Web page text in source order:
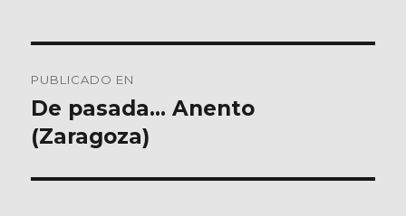
de
entradas
PUBLICADO EN
De pasada… Anento
(Zaragoza)